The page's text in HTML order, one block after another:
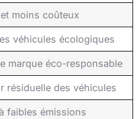
moins coûteux
véhicules écologiques
marque éco-responsable
résiduelle des véhicules
faibles émissions